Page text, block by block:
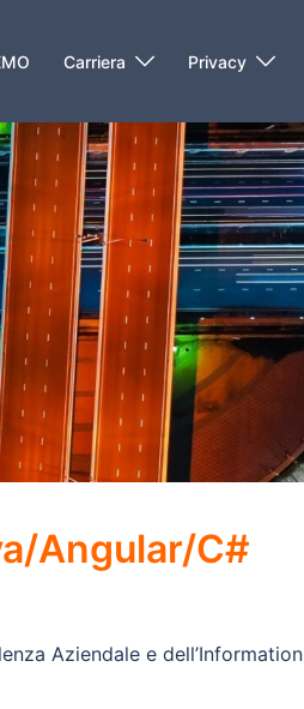
Carriera Privacy
Angular/C#
Aziendale e dell’Information